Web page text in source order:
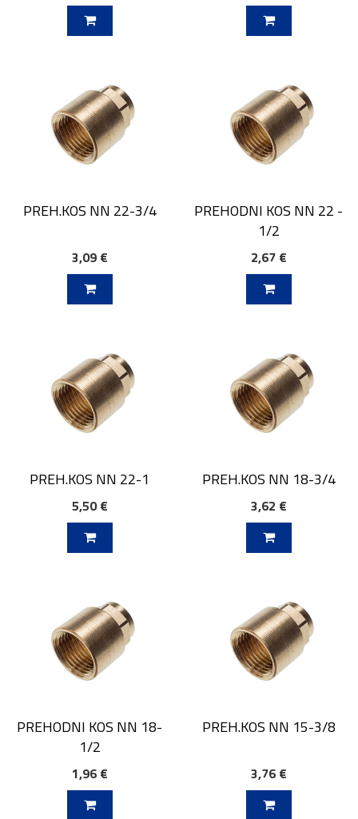
PREH.KOS NN 22-3/4
3,09 €
PREHODNI KOS NN 22 -
1/2
2,67 €
PREH.KOS NN 22-1
5,50 €
PREH.KOS NN 18-3/4
3,62 €
PREHODNI KOS NN 18-
1/2
1,96 €
PREH.KOS NN 15-3/8
3,76 €